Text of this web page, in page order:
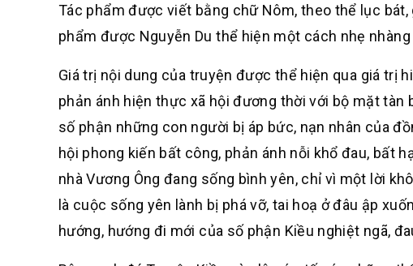
Tác phẩm được viết bằng chữ Nôm, theo thể lục
phẩm được Nguyễn Du thể hiện một cách nhẹ
Giá trị nội dung của truyện được thể hiện qua giá trị
phản ánh hiện thực xã hội đương thời với bộ mặt
số phận những con người bị áp bức, nạn nhân của
hội phong kiến bất công, phản ánh nỗi khổ đau, bất
nhà Vương Ông đang sống bình yên, chỉ vì một lời
là cuộc sống yên lành bị phá vỡ, tai hoạ ở đâu ập
hướng, hướng đi mới của số phận Kiều nghiệt ngã,